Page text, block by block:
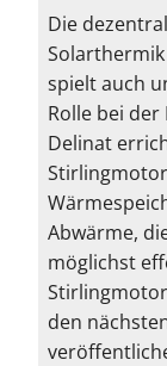
Die
spielt auch
Rolle bei
Delinat
Abwärme,
möglichst
den